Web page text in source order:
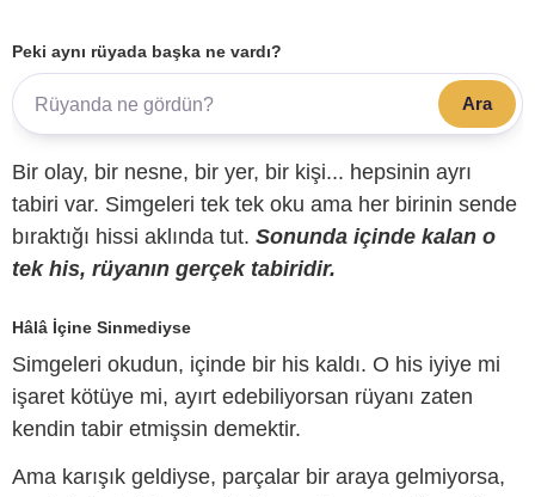
Peki aynı rüyada başka ne vardı?
Ara
Bir olay, bir nesne, bir yer, bir kişi... hepsinin ayrı
tabiri var. Simgeleri tek tek oku ama her birinin sende
bıraktığı hissi aklında tut. Sonunda içinde kalan o
tek his, rüyanın gerçek tabiridir.
Hâlâ İçine Sinmediyse
Simgeleri okudun, içinde bir his kaldı. O his iyiye mi
işaret kötüye mi, ayırt edebiliyorsan rüyanı zaten
kendin tabir etmişsin demektir.
Ama karışık geldiyse, parçalar bir araya gelmiyorsa,